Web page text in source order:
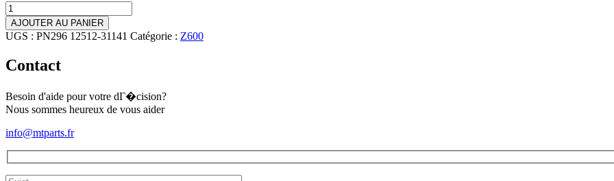
quantité
de
Joint
de
Z600
AJOUTER AU PANIER
UGS : PN296 12512-31141 Catégorie : Z600
Contact
Besoin d'aide pour votre dГ�cision?
Nous sommes heureux de vous aider
info@mtparts.fr